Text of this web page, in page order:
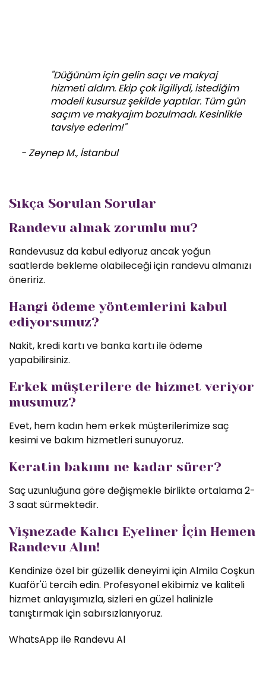
"Düğünüm için gelin saçı ve makyaj
hizmeti aldım. Ekip çok ilgiliydi, istediğim
modeli kusursuz şekilde yaptılar. Tüm gün
saçım ve makyajım bozulmadı. Kesinlikle
tavsiye ederim!"
- Zeynep M., İstanbul
Sıkça Sorulan Sorular
Randevu almak zorunlu mu?
Randevusuz da kabul ediyoruz ancak yoğun
saatlerde bekleme olabileceği için randevu almanızı
öneririz.
Hangi ödeme yöntemlerini kabul
ediyorsunuz?
Nakit, kredi kartı ve banka kartı ile ödeme
yapabilirsiniz.
Erkek müşterilere de hizmet veriyor
musunuz?
Evet, hem kadın hem erkek müşterilerimize saç
kesimi ve bakım hizmetleri sunuyoruz.
Keratin bakımı ne kadar sürer?
Saç uzunluğuna göre değişmekle birlikte ortalama 2-
3 saat sürmektedir.
Vişnezade Kalıcı Eyeliner İçin Hemen
Randevu Alın!
Kendinize özel bir güzellik deneyimi için Almila Coşkun
Kuaför'ü tercih edin. Profesyonel ekibimiz ve kaliteli
hizmet anlayışımızla, sizleri en güzel halinizle
tanıştırmak için sabırsızlanıyoruz.
WhatsApp ile Randevu Al